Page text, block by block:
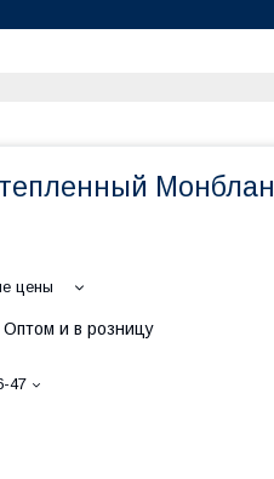
Монблан
цены
Оптом и в розницу
47